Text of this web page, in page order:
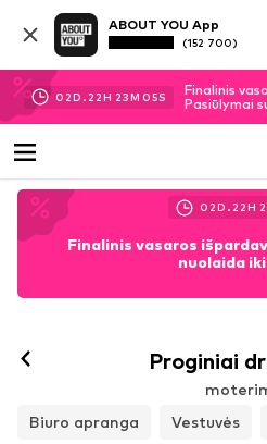
ABOUT YOU App
(152 700)
02D. 22H 23M 02S
Finalinis
Pasiūlymai
02D. 22H
Finalinis vasaros
nuolaida
Proginiai
Biuro apranga
Vestuvės